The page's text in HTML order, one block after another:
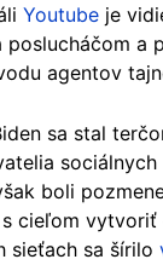
Youtube je
a
agentov
sa stal
boli
cieľom vytvoriť
sieťach sa šírilo